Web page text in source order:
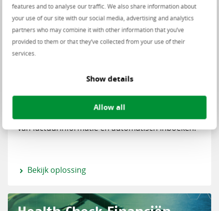
features and to analyse our traffic. We also share information about
your use of our site with our social media, advertising and analytics
partners who may combine it with other information that you’ve
provided to them or that they’ve collected from your use of their
services.
Show details
Allow all
Factuurherkenning
overtypen? Met factuurherkenning online stap je
van factuurinformatie én automatisch inboeken.
Bekijk oplossing